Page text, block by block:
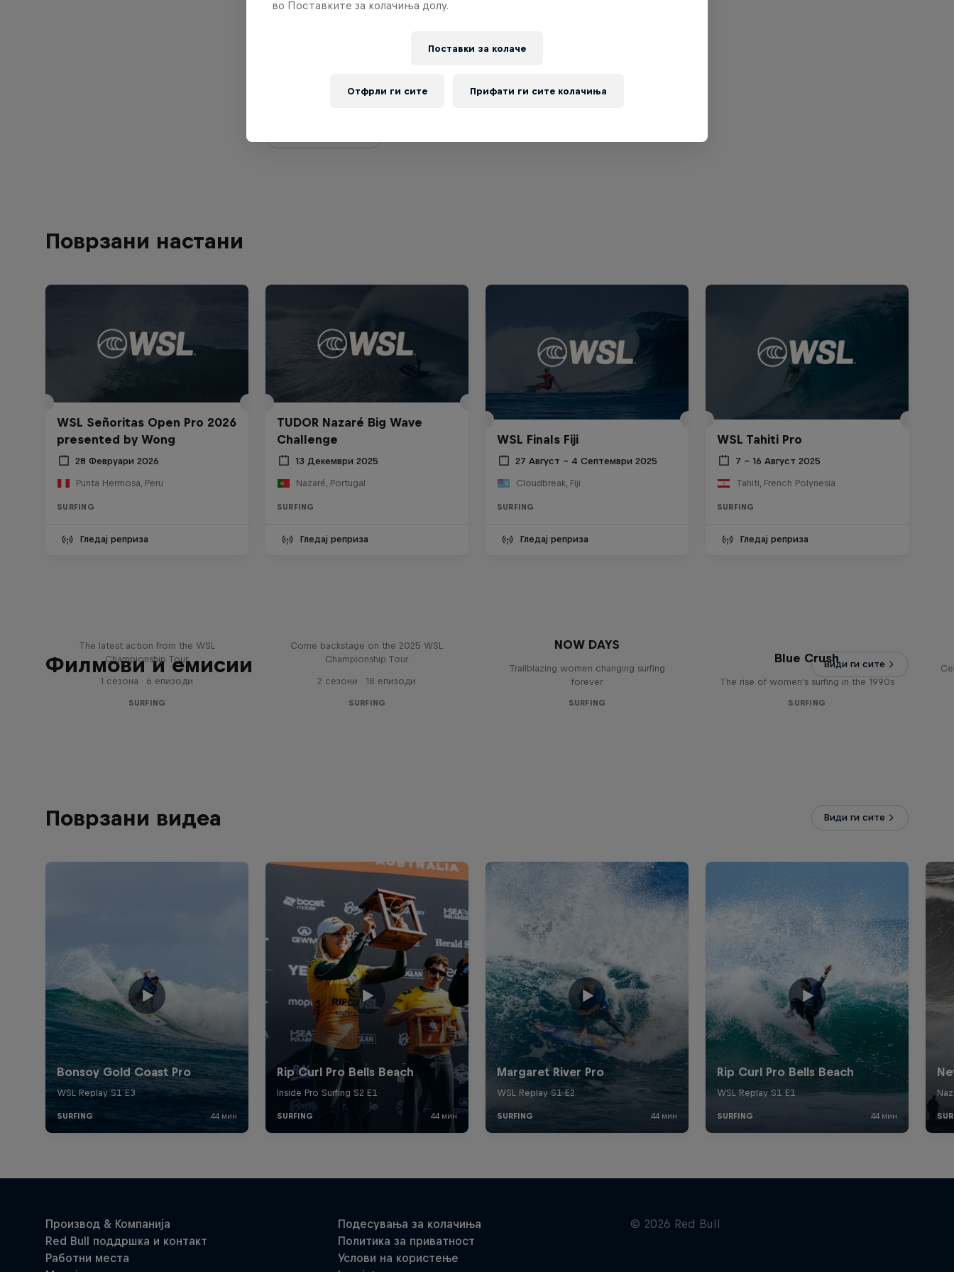
Поврзани настани
WSL Señoritas Open Pro 2026
presented by Wong
28 Февруари 2026
Punta Hermosa, Peru
SURFING
Гледај реприза
TUDOR Nazaré Big Wave
Challenge
13 Декември 2025
Nazaré, Portugal
SURFING
Гледај реприза
WSL Finals Fiji
27 Август – 4 Септември 2025
Cloudbreak, Fiji
SURFING
Гледај реприза
WSL Tahiti Pro
7 – 16 Август 2025
Tahiti, French Polynesia
SURFING
Гледај реприза
Филмови и емисии Види ги сите
The latest action from the WSL
Championship Tour
1 сезона · 6 епизоди
SURFING
Come backstage on the 2025 WSL
Championship Tour
2 сезони · 18 епизоди
SURFING
NOW DAYS
Trailblazing women changing surfing
forever
SURFING
Blue Crush
The rise of women's surfing in the 1990s
SURFING
Поврзани видеа Види ги сите
во Поставките за колачиња долу.
Поставки за колачe
Отфрли ги сите Прифати ги сите колачиња